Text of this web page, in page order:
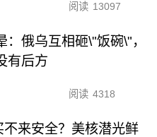
阅读 13097
：俄乌互相砸\"饭碗\"，
有后方
阅读 4318
不来安全？美核潜光鲜